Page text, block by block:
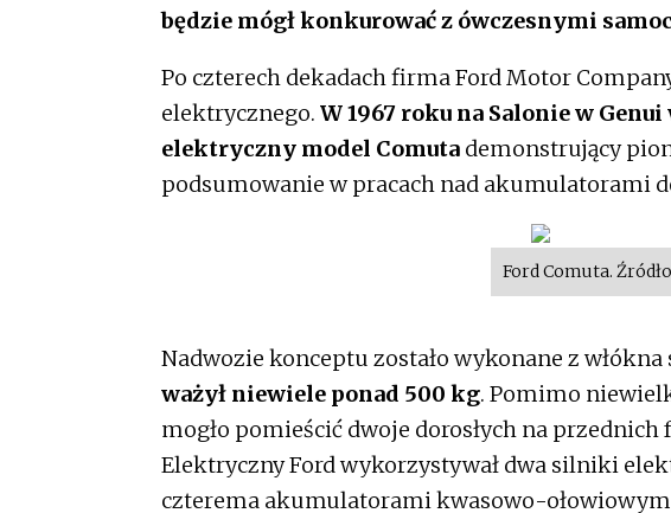
będzie mógł konkurować z ówczesnymi
Po czterech dekadach firma Ford Motor
elektrycznego. W 1967 roku na Salonie w
elektryczny model Comuta demonstrujący
podsumowanie w pracach nad akumulatorami
Ford Comuta.
Nadwozie konceptu zostało wykonane z
ważył niewiele ponad 500 kg. Pomimo
mogło pomieścić dwoje dorosłych na przednich
Elektryczny Ford wykorzystywał dwa silniki
czterema akumulatorami kwasowo-ołowiowymi